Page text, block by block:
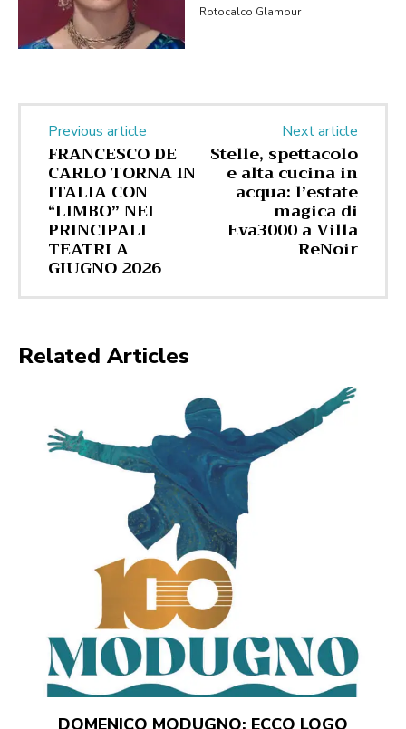
Rotocalco Glamour
Previous article
FRANCESCO DE
CARLO TORNA IN
ITALIA CON
“LIMBO” NEI
PRINCIPALI
TEATRI A
GIUGNO 2026
Next article
Stelle, spettacolo
e alta cucina in
acqua: l’estate
magica di
Eva3000 a Villa
ReNoir
Related Articles
DOMENICO MODUGNO: ECCO LOGO